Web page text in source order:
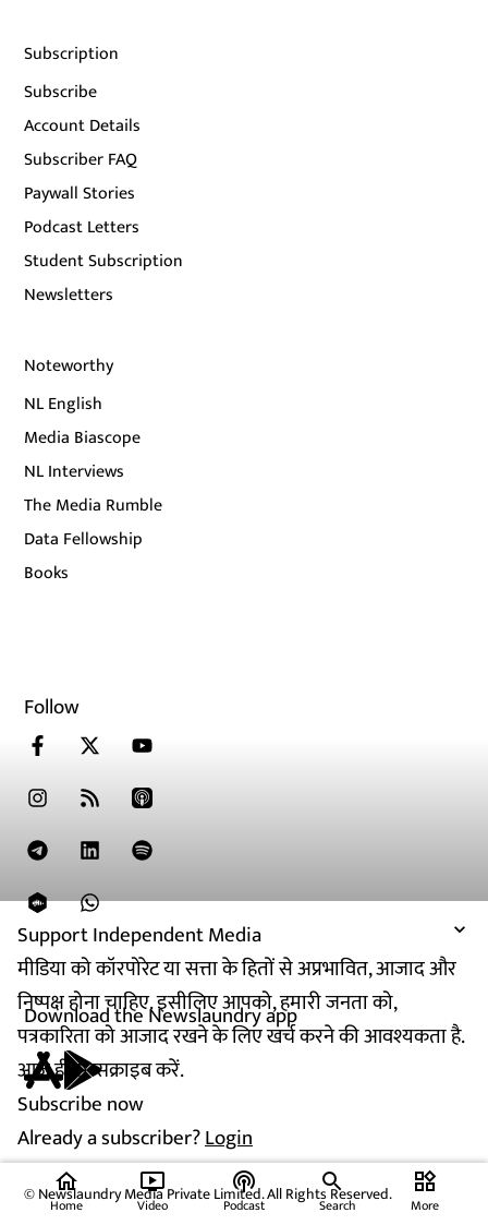
Support Independent Media
मीडिया को कॉरपोरेट या सत्ता के हितों से अप्रभावित, आजाद और
निष्पक्ष होना चाहिए. इसीलिए आपको, हमारी जनता को,
पत्रकारिता को आजाद रखने के लिए खर्च करने की आवश्यकता है.
आज ही सब्सक्राइब करें.
Subscribe now
Already a subscriber?Login
Subscription
Subscribe
Account Details
Subscriber FAQ
Paywall Stories
Podcast Letters
Student Subscription
Newsletters
Noteworthy
NL English
Media Biascope
NL Interviews
The Media Rumble
Data Fellowship
Books
Follow
Download the Newslaundry app
© Newslaundry Media Private Limited. All Rights Reserved.
home
Home
ondemand_video
Video
podcasts
Podcast Search
widgets
More